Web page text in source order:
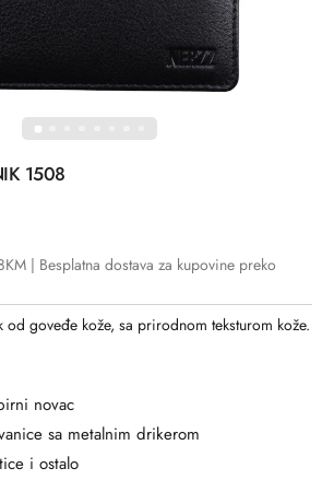
1508
| Besplatna dostava za kupovine preko
od goveđe kože, sa prirodnom teksturom kože.
novac
sa metalnim drikerom
i ostalo